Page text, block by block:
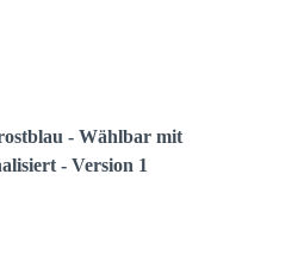
- Wählbar mit
- Version 1